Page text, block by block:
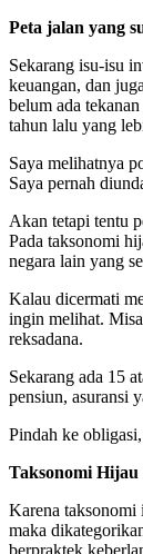
Peta jalan yang
Sekarang isu-isu
keuangan, dan
belum ada
tahun lalu yang
Saya melihatnya
Saya pernah
Akan tetapi tentu
Pada taksonomi
negara lain yang
Kalau dicermati
ingin melihat.
reksadana.
Sekarang ada 15
pensiun, asuransi
Pindah ke
Taksonomi
Karena taksonomi
maka
berpraktek